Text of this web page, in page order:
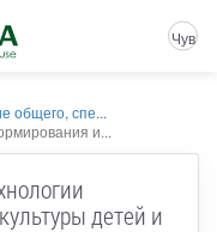
Чув
общего, спе...
и...
детей и